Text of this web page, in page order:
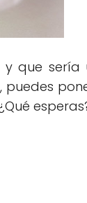
y que
puedes